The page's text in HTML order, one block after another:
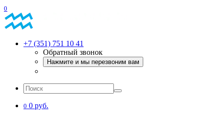
0
+7 (351) 751 10 41
Обратный звонок
Нажмите и мы перезвоним вам
0 0 руб.